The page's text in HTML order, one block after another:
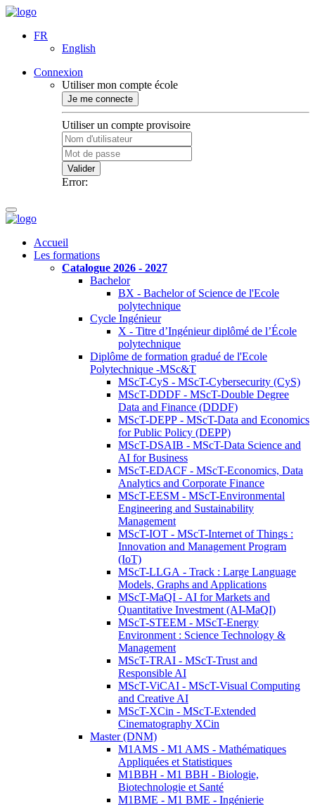
FR
English
Connexion
Utiliser mon compte école
Je me connecte
Utiliser un compte provisoire
Valider
Error:
Accueil
Les formations
Catalogue 2026 - 2027
Bachelor
BX - Bachelor of Science de l'Ecole
polytechnique
Cycle Ingénieur
X - Titre d’Ingénieur diplômé de l’École
polytechnique
Diplôme de formation gradué de l'Ecole
Polytechnique -MSc&T
MScT-CyS - MScT-Cybersecurity (CyS)
MScT-DDDF - MScT-Double Degree
Data and Finance (DDDF)
MScT-DEPP - MScT-Data and Economics
for Public Policy (DEPP)
MScT-DSAIB - MScT-Data Science and
AI for Business
MScT-EDACF - MScT-Economics, Data
Analytics and Corporate Finance
MScT-EESM - MScT-Environmental
Engineering and Sustainability
Management
MScT-IOT - MScT-Internet of Things :
Innovation and Management Program
(IoT)
MScT-LLGA - Track : Large Language
Models, Graphs and Applications
MScT-MaQI - AI for Markets and
Quantitative Investment (AI-MaQI)
MScT-STEEM - MScT-Energy
Environment : Science Technology &
Management
MScT-TRAI - MScT-Trust and
Responsible AI
MScT-ViCAI - MScT-Visual Computing
and Creative AI
MScT-XCin - MScT-Extended
Cinematography XCin
Master (DNM)
M1AMS - M1 AMS - Mathématiques
Appliquées et Statistiques
M1BBH - M1 BBH - Biologie,
Biotechnologie et Santé
M1BME - M1 BME - Ingénierie